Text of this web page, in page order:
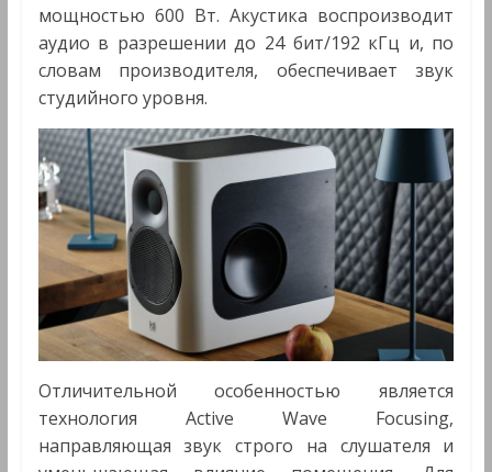
мощностью 600 Вт. Акустика воспроизводит
аудио в разрешении до 24 бит/192 кГц и, по
словам производителя, обеспечивает звук
студийного уровня.
Отличительной особенностью является
технология Active Wave Focusing,
направляющая звук строго на слушателя и